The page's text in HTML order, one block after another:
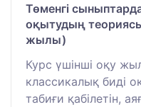
Төменгі
оқытудың
жылы)
Курс үшінші оқу
классикалық биді
табиғи қабілетін,